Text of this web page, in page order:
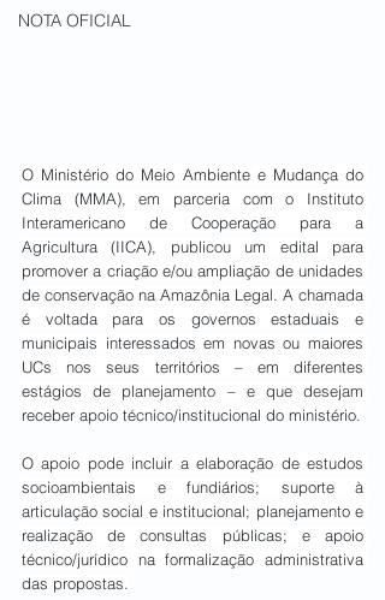
NOTA OFICIAL
O Ministério do Meio Ambiente e Mudança do
Clima (MMA), em parceria com o Instituto
Interamericano de Cooperação para a
Agricultura (IICA), publicou um edital para
promover a criação e/ou ampliação de unidades
de conservação na Amazônia Legal. A chamada
é voltada para os governos estaduais e
municipais interessados em novas ou maiores
UCs nos seus territórios – em diferentes
estágios de planejamento – e que desejam
receber apoio técnico/institucional do ministério.
O apoio pode incluir a elaboração de estudos
socioambientais e fundiários; suporte à
articulação social e institucional; planejamento e
realização de consultas públicas; e apoio
técnico/jurídico na formalização administrativa
das propostas.